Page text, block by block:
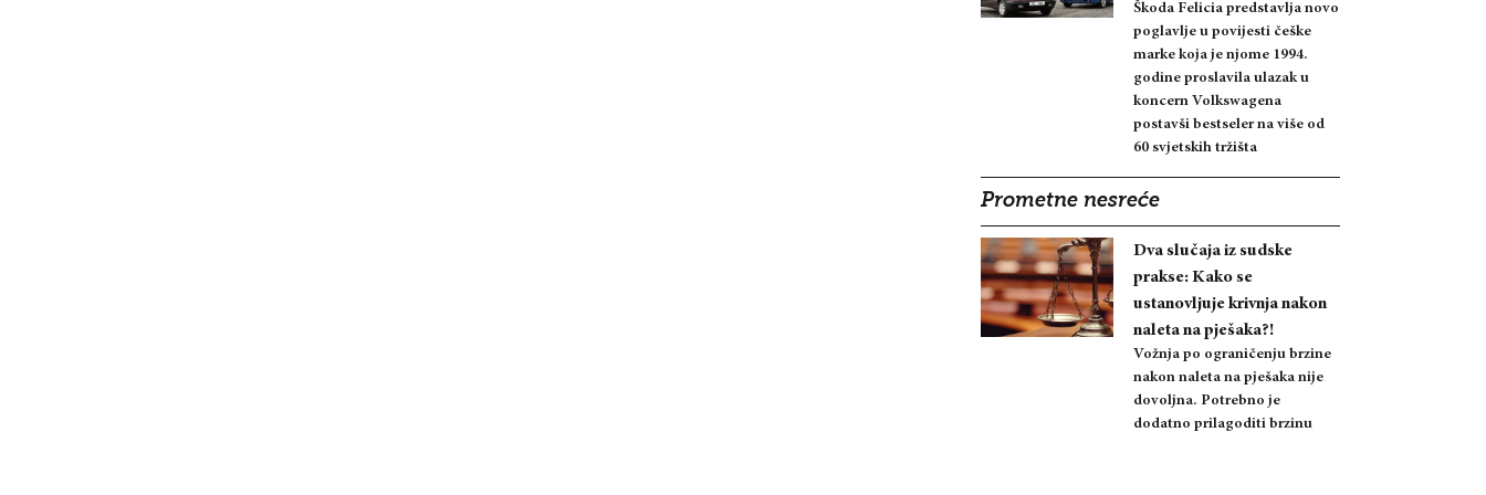
Škoda Felicia predstavlja novo
poglavlje u povijesti češke
marke koja je njome 1994.
godine proslavila ulazak u
koncern Volkswagena
postavši bestseler na više od
60 svjetskih tržišta
Prometne nesreće
Dva slučaja iz sudske
prakse: Kako se
ustanovljuje krivnja nakon
naleta na pješaka?!
Vožnja po ograničenju brzine
nakon naleta na pješaka nije
dovoljna. Potrebno je
dodatno prilagoditi brzinu